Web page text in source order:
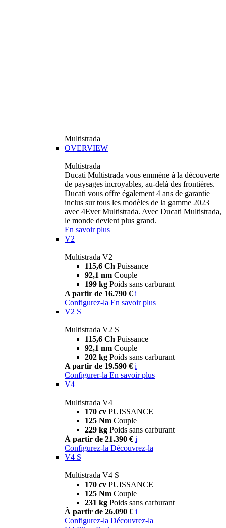
Multistrada
OVERVIEW
Multistrada
Ducati Multistrada vous emmène à la découverte
de paysages incroyables, au-delà des frontières.
Ducati vous offre également 4 ans de garantie
inclus sur tous les modèles de la gamme 2023
avec 4Ever Multistrada. Avec Ducati Multistrada,
le monde devient plus grand.
En savoir plus
V2
Multistrada V2
115,6 Ch Puissance
92,1 nm Couple
199 kg Poids sans carburant
A partir de 16.790 € i
Configurez-la En savoir plus
V2 S
Multistrada V2 S
115,6 Ch Puissance
92,1 nm Couple
202 kg Poids sans carburant
A partir de 19.590 € i
Configurer-la En savoir plus
V4
Multistrada V4
170 cv PUISSANCE
125 Nm Couple
229 kg Poids sans carburant
À partir de 21.390 € i
Configurez-la Découvrez-la
V4 S
Multistrada V4 S
170 cv PUISSANCE
125 Nm Couple
231 kg Poids sans carburant
À partir de 26.090 € i
Configurez-la Découvrez-la